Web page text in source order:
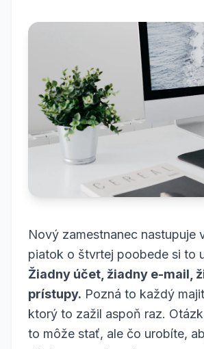
Nový zamestnanec nastupuje
piatok o štvrtej poobede si to
Žiadny účet, žiadny e-mail,
prístupy. Pozná to každý
ktorý to zažil aspoň raz.
to môže stať, ale čo urobíte,